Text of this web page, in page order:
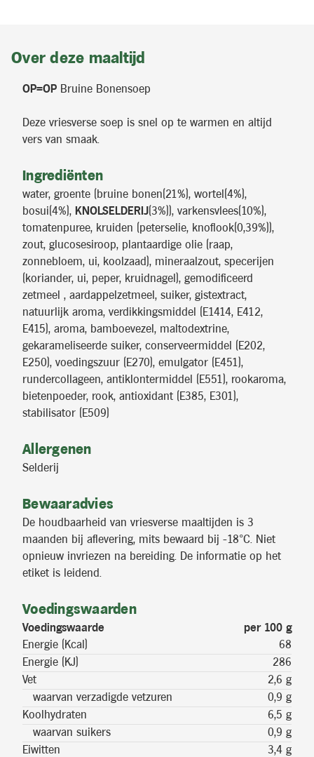
Over deze maaltijd
OP=OP Bruine Bonensoep
Deze vriesverse soep is snel op te warmen en altijd
vers van smaak.
Ingrediënten
water, groente (bruine bonen(21%), wortel(4%),
bosui(4%), KNOLSELDERIJ(3%)), varkensvlees(10%),
tomatenpuree, kruiden (peterselie, knoflook(0,39%)),
zout, glucosesiroop, plantaardige olie (raap,
zonnebloem, ui, koolzaad), mineraalzout, specerijen
(koriander, ui, peper, kruidnagel), gemodificeerd
zetmeel , aardappelzetmeel, suiker, gistextract,
natuurlijk aroma, verdikkingsmiddel (E1414, E412,
E415), aroma, bamboevezel, maltodextrine,
gekarameliseerde suiker, conserveermiddel (E202,
E250), voedingszuur (E270), emulgator (E451),
rundercollageen, antiklontermiddel (E551), rookaroma,
bietenpoeder, rook, antioxidant (E385, E301),
stabilisator (E509)
Allergenen
Selderij
Bewaaradvies
De houdbaarheid van vriesverse maaltijden is 3
maanden bij aflevering, mits bewaard bij -18°C. Niet
opnieuw invriezen na bereiding. De informatie op het
etiket is leidend.
Voedingswaarden
Voedingswaarde
per 100 g
Energie (Kcal)
68
Energie (KJ)
286
Vet
2,6 g
waarvan verzadigde vetzuren
0,9 g
Koolhydraten
6,5 g
waarvan suikers
0,9 g
Eiwitten
3,4 g